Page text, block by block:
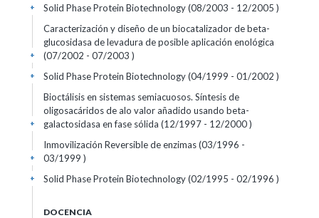
Solid Phase Protein Biotechnology (08/2003 - 12/2005 )
+
Caracterización y diseño de un biocatalizador de beta-
glucosidasa de levadura de posible aplicación enológica
(07/2002 - 07/2003 )
+
Solid Phase Protein Biotechnology (04/1999 - 01/2002 )
+
Bioctálisis en sistemas semiacuosos. Síntesis de
oligosacáridos de alo valor añadido usando beta-
galactosidasa en fase sólida (12/1997 - 12/2000 )
+
Inmovilización Reversible de enzimas (03/1996 -
03/1999 )
+
Solid Phase Protein Biotechnology (02/1995 - 02/1996 )
+
DOCENCIA